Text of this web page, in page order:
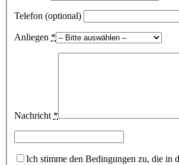
Telefon (optional)
Anliegen *
Nachricht *
Ich stimme den Bedingungen zu, die in